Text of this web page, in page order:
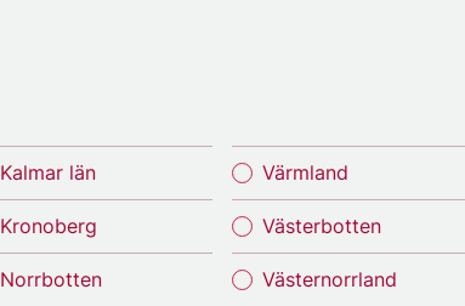
Kalmar län
Kronoberg
Norrbotten
Värmland
Västerbotten
Västernorrland